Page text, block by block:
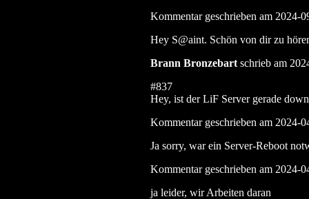
Kommentar geschrieben am
Hey S@aint. Schön von dir zu
Brann Bronzebart schrieb am
#837
Hey, ist der LiF Server gerade
Kommentar geschrieben am
Ja sorry, war ein Server-Reboot
Kommentar geschrieben am
ja leider, wir Arbeiten daran